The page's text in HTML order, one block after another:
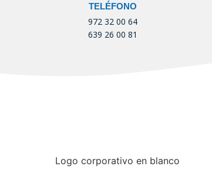
TELÉFONO
972 32 00 64
639 26 00 81